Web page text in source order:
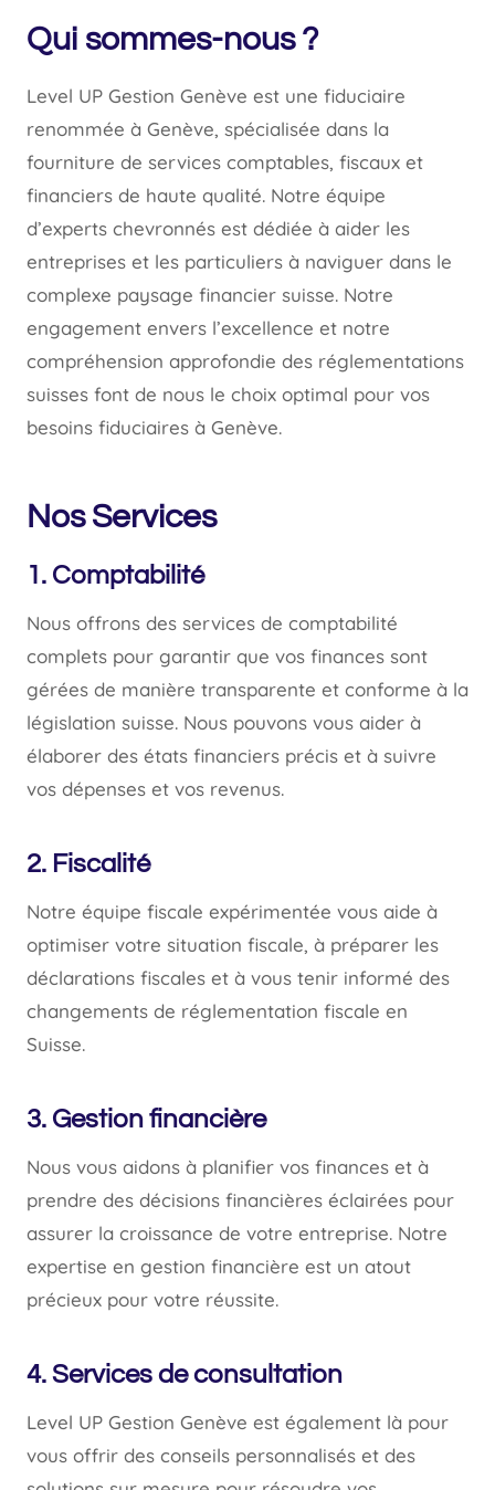
Qui sommes-nous ?
Level UP Gestion Genève est une fiduciaire
renommée à Genève, spécialisée dans la
fourniture de services comptables, fiscaux et
financiers de haute qualité. Notre équipe
d’experts chevronnés est dédiée à aider les
entreprises et les particuliers à naviguer dans le
complexe paysage financier suisse. Notre
engagement envers l’excellence et notre
compréhension approfondie des réglementations
suisses font de nous le choix optimal pour vos
besoins fiduciaires à Genève.
Nos Services
1. Comptabilité
Nous offrons des services de comptabilité
complets pour garantir que vos finances sont
gérées de manière transparente et conforme à la
législation suisse. Nous pouvons vous aider à
élaborer des états financiers précis et à suivre
vos dépenses et vos revenus.
2. Fiscalité
Notre équipe fiscale expérimentée vous aide à
optimiser votre situation fiscale, à préparer les
déclarations fiscales et à vous tenir informé des
changements de réglementation fiscale en
Suisse.
3. Gestion financière
Nous vous aidons à planifier vos finances et à
prendre des décisions financières éclairées pour
assurer la croissance de votre entreprise. Notre
expertise en gestion financière est un atout
précieux pour votre réussite.
4. Services de consultation
Level UP Gestion Genève est également là pour
vous offrir des conseils personnalisés et des